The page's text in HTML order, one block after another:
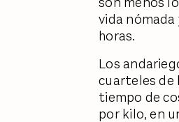
vida
horas.
Los
cuarteles de
tiempo de
por kilo, en